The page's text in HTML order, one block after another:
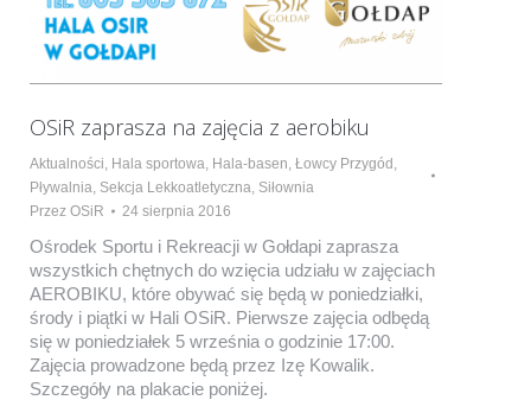
OSiR zaprasza na zajęcia z aerobiku
Aktualności, Hala sportowa, Hala-basen, Łowcy Przygód,
Pływalnia, Sekcja Lekkoatletyczna, Siłownia
Przez OSiR 24 sierpnia 2016
Ośrodek Sportu i Rekreacji w Gołdapi zaprasza
wszystkich chętnych do wzięcia udziału w zajęciach
AEROBIKU, które obywać się będą w poniedziałki,
środy i piątki w Hali OSiR. Pierwsze zajęcia odbędą
się w poniedziałek 5 września o godzinie 17:00.
Zajęcia prowadzone będą przez Izę Kowalik.
Szczegóły na plakacie poniżej.